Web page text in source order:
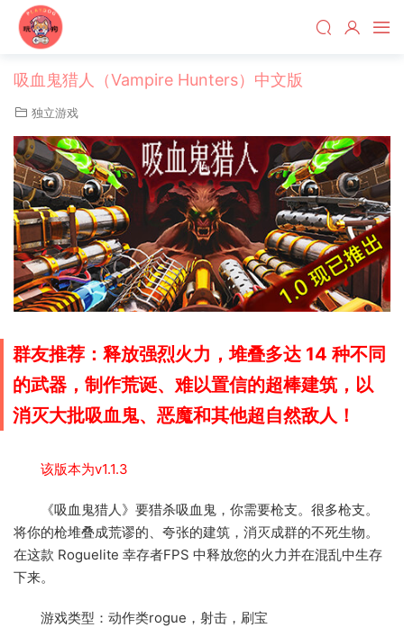
吸血鬼猎人（Vampire Hunters）中文版
独立游戏
群友推荐：释放强烈火力，堆叠多达 14 种不同
的武器，制作荒诞、难以置信的超棒建筑，以
消灭大批吸血鬼、恶魔和其他超自然敌人！
该版本为v1.1.3
《吸血鬼猎人》要猎杀吸血鬼，你需要枪支。很多枪支。
将你的枪堆叠成荒谬的、夸张的建筑，消灭成群的不死生物。
在这款 Roguelite 幸存者FPS 中释放您的火力并在混乱中生存
下来。
游戏类型：动作类rogue，射击，刷宝